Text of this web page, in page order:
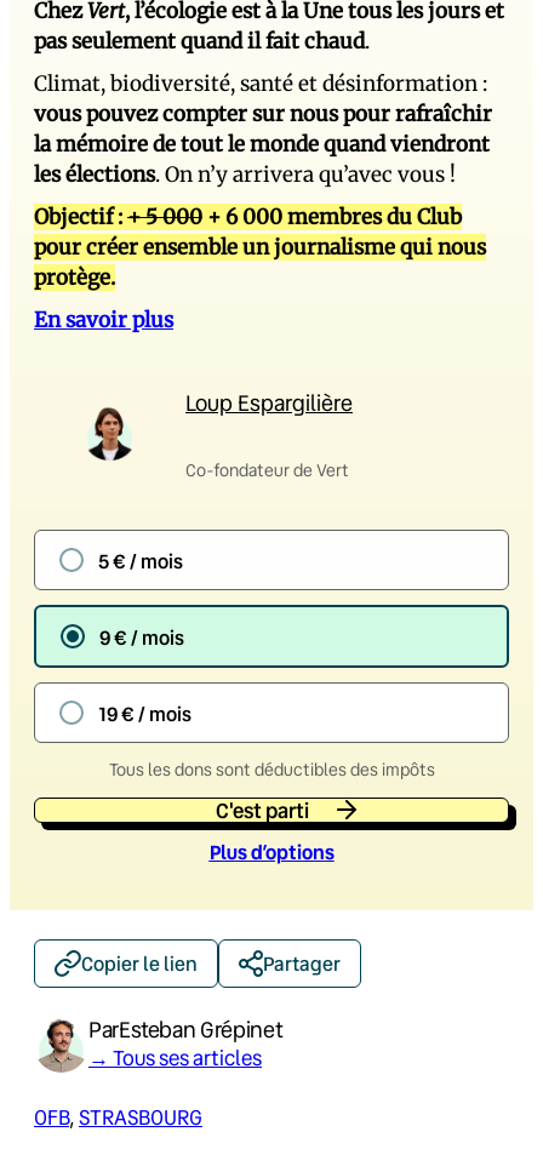
ChezVert, l’écologie est à la Une tous les jours et
pas seulement quand il fait chaud.
Climat, biodiversité, santé et désinformation :
vous pouvez compter sur nous pour rafraîchir
la mémoire de tout le monde quand viendront
les élections. On n’y arrivera qu’avec vous !
Objectif :+ 5 000 + 6 000 membres du Club
pour créer ensemble un journalisme qui nous
protège.
En savoir plus
Loup Espargilière
Co-fondateur de Vert
5 € / mois
9 € / mois
19 € / mois
Tous les dons sont déductibles des impôts
C'est parti
Plus d’options
Copier le lien Partager
ParEsteban Grépinet
→ Tous ses articles
OFB, STRASBOURG